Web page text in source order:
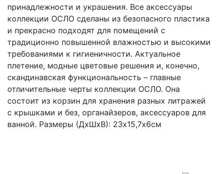
принадлежности и украшения. Все аксессуары
коллекции ОСЛО сделаны из безопасного пластика
и прекрасно подходят для помещений с
традиционно повышенной влажностью и высокими
требованиями к гигиеничности. Актуальное
плетение, модные цветовые решения и, конечно,
скандинавская функциональность – главные
отличительные черты коллекции ОСЛО. Она
состоит из корзин для хранения разных литражей
с крышками и без, органайзеров, аксессуаров для
ванной. Размеры (ДхШхВ): 23х15,7х6см